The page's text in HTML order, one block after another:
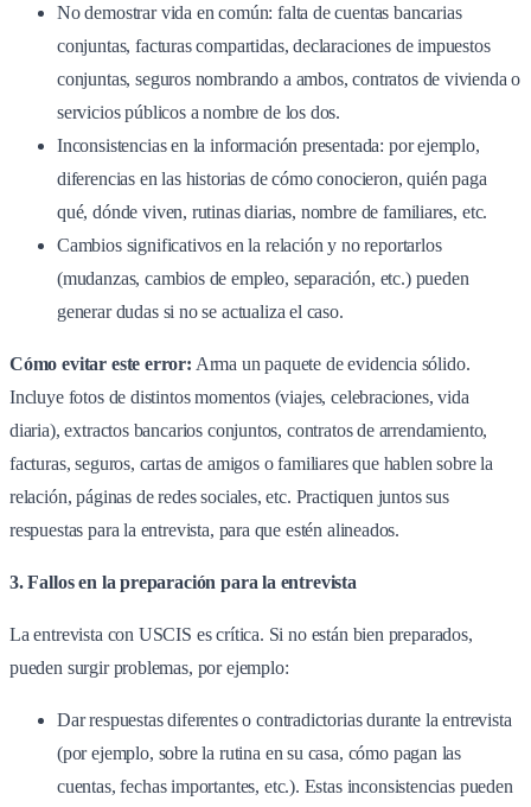
No demostrar vida en común: falta de cuentas bancarias
conjuntas, facturas compartidas, declaraciones de impuestos
conjuntas, seguros nombrando a ambos, contratos de vivienda o
servicios públicos a nombre de los dos.
Inconsistencias en la información presentada: por ejemplo,
diferencias en las historias de cómo conocieron, quién paga
qué, dónde viven, rutinas diarias, nombre de familiares, etc.
Cambios significativos en la relación y no reportarlos
(mudanzas, cambios de empleo, separación, etc.) pueden
generar dudas si no se actualiza el caso.
Cómo evitar este error: Arma un paquete de evidencia sólido.
Incluye fotos de distintos momentos (viajes, celebraciones, vida
diaria), extractos bancarios conjuntos, contratos de arrendamiento,
facturas, seguros, cartas de amigos o familiares que hablen sobre la
relación, páginas de redes sociales, etc. Practiquen juntos sus
respuestas para la entrevista, para que estén alineados.
3. Fallos en la preparación para la entrevista
La entrevista con USCIS es crítica. Si no están bien preparados,
pueden surgir problemas, por ejemplo:
Dar respuestas diferentes o contradictorias durante la entrevista
(por ejemplo, sobre la rutina en su casa, cómo pagan las
cuentas, fechas importantes, etc.). Estas inconsistencias pueden